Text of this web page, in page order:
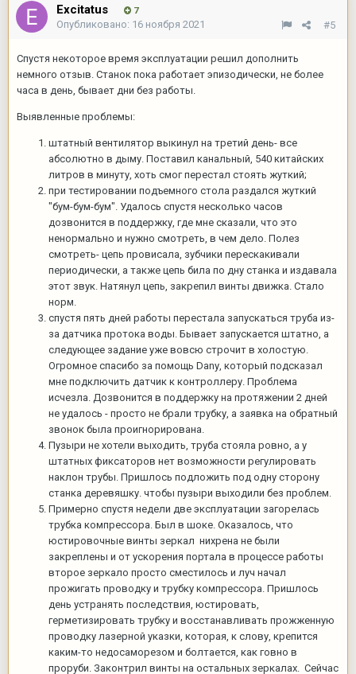
Excitatus 7
#5
Опубликовано: 16 ноября 2021
Спустя некоторое время эксплуатации решил дополнить
немного отзыв. Станок пока работает эпизодически, не более
часа в день, бывает дни без работы.
Выявленные проблемы:
штатный вентилятор выкинул на третий день- все
абсолютно в дыму. Поставил канальный, 540 китайских
литров в минуту, хоть смог перестал стоять жуткий;
при тестировании подъемного стола раздался жуткий
"бум-бум-бум". Удалось спустя несколько часов
дозвонится в поддержку, где мне сказали, что это
ненормально и нужно смотреть, в чем дело. Полез
смотреть- цепь провисала, зубчики перескакивали
периодически, а также цепь била по дну станка и издавала
этот звук. Натянул цепь, закрепил винты движка. Стало
норм.
спустя пять дней работы перестала запускаться труба из-
за датчика протока воды. Бывает запускается штатно, а
следующее задание уже вовсю строчит в холостую.
Огромное спасибо за помощь Danу, который подсказал
мне подключить датчик к контроллеру. Проблема
исчезла. Дозвонится в поддержку на протяжении 2 дней
не удалось - просто не брали трубку, а заявка на обратный
звонок была проигнорирована.
Пузыри не хотели выходить, труба стояла ровно, а у
штатных фиксаторов нет возможности регулировать
наклон трубы. Пришлось подложить под одну сторону
станка деревяшку. чтобы пузыри выходили без проблем.
Примерно спустя недели две эксплуатации загорелась
трубка компрессора. Был в шоке. Оказалось, что
юстировочные винты зеркал нихрена не были
закреплены и от ускорения портала в процессе работы
второе зеркало просто сместилось и луч начал
прожигать проводку и трубку компрессора. Пришлось
день устранять последствия, юстировать,
герметизировать трубку и восстанавливать прожженную
проводку лазерной указки, которая, к слову, крепится
каким-то недосаморезом и болтается, как говно в
проруби. Законтрил винты на остальных зеркалах. Сейчас